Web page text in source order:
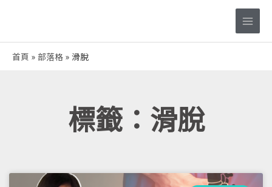
Main
首頁 部落格 滑脫
標籤：滑脫